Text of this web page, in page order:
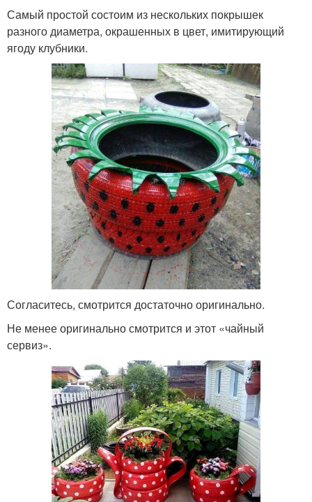
Самый простой состоим из нескольких покрышек
разного диаметра, окрашенных в цвет, имитирующий
ягоду клубники.
Согласитесь, смотрится достаточно оригинально.
Не менее оригинально смотрится и этот «чайный
сервиз».